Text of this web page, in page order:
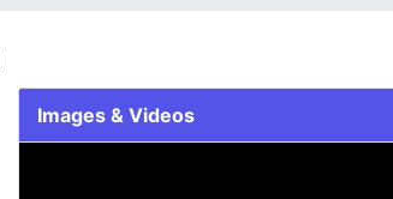
Images & Videos